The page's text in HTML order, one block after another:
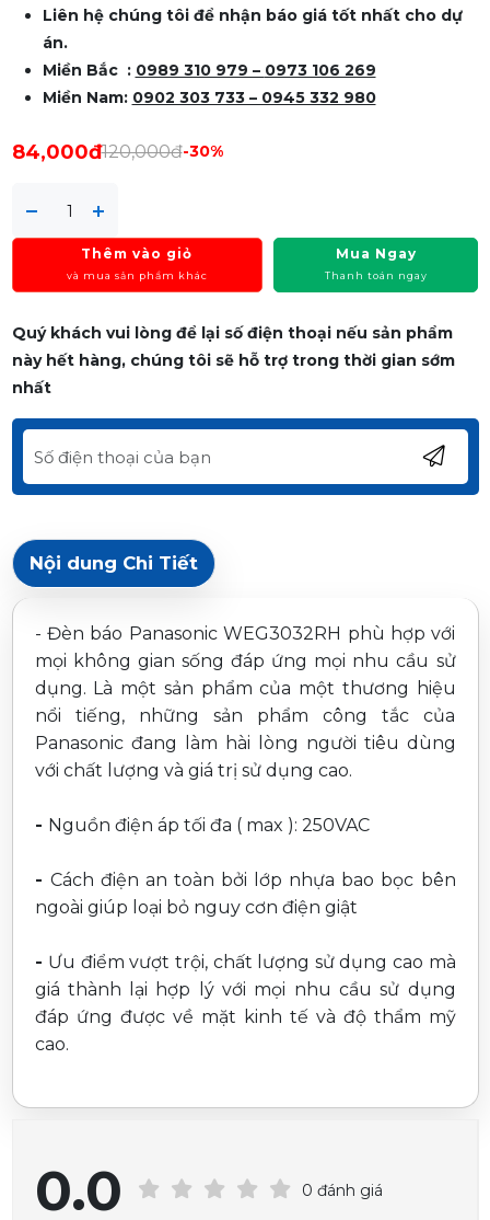
Liên hệ chúng tôi để nhận báo giá tốt nhất cho dự
án.
Miền Bắc : 0989 310 979 – 0973 106 269
Miền Nam: 0902 303 733 – 0945 332 980
84,000đ120,000đ-30%
Thêm vào giỏ
và mua sản phẩm khác
Mua Ngay
Thanh toán ngay
Quý khách vui lòng để lại số điện thoại nếu sản phẩm
này hết hàng, chúng tôi sẽ hỗ trợ trong thời gian sớm
nhất
Nội dung Chi Tiết
- Đèn báo Panasonic WEG3032RH phù hợp với
mọi không gian sống đáp ứng mọi nhu cầu sử
dụng. Là một sản phẩm của một thương hiệu
nổi tiếng, những sản phẩm công tắc của
Panasonic đang làm hài lòng người tiêu dùng
với chất lượng và giá trị sử dụng cao.
- Nguồn điện áp tối đa ( max ): 250VAC
- Cách điện an toàn bởi lớp nhựa bao bọc bên
ngoài giúp loại bỏ nguy cơn điện giật
- Ưu điểm vượt trội, chất lượng sử dụng cao mà
giá thành lại hợp lý với mọi nhu cầu sử dụng
đáp ứng được về mặt kinh tế và độ thẩm mỹ
cao.
0.0 0 đánh giá